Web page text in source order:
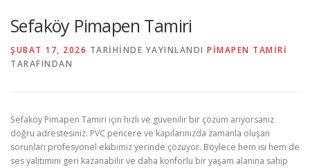
CAM & ALÜMİNYUM SERVİSLERİMİZ
Sefaköy Pimapen Tamiri
ŞUBAT 17, 2026 TARIHINDE YAYINLANDI PIMAPEN TAMIRI
TARAFINDAN
Sefaköy Pimapen Tamiri için hızlı ve güvenilir bir çözüm arıyorsanız
doğru adrestesiniz. PVC pencere ve kapılarınızda zamanla oluşan
sorunları profesyonel ekibimiz yerinde çözüyor. Böylece hem ısı hem de
ses yalıtımını geri kazanabilir ve daha konforlu bir yaşam alanına sahip